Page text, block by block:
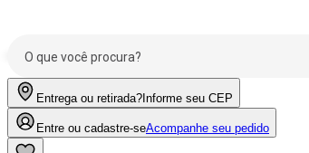
Entrega ou retirada? Informe seu CEP
Entre ou cadastre-seAcompanhe seu pedido